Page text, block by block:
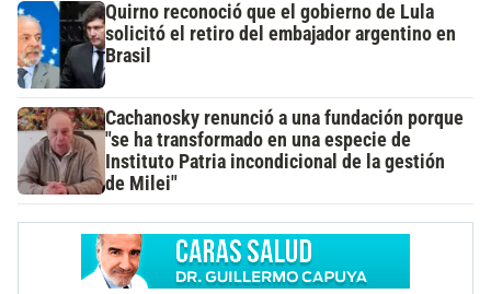
Quirno reconoció que el gobierno de Lula
solicitó el retiro del embajador argentino en
Brasil
Cachanosky renunció a una fundación porque
"se ha transformado en una especie de
Instituto Patria incondicional de la gestión
de Milei"